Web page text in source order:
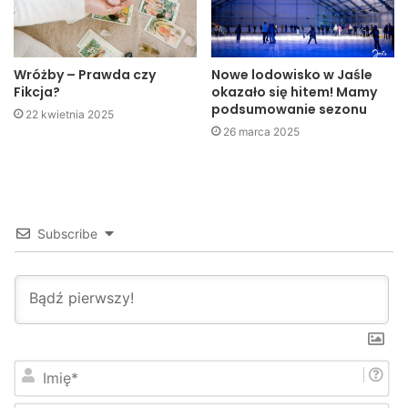
popełniła błąd, zajmując ostatecznie 4 miejsce. Mimo to był
to jej najlepszy występ w dotychczasowej karierze.
Jasielscy karatecy udowodnili że mogą walczyć z
Wróżby – Prawda czy
Fikcja?
22 kwietnia 2025
Nowe lodowisko w Jaśle
okazało się hitem! Mamy
podsumowanie sezonu
26 marca 2025
Subscribe
i